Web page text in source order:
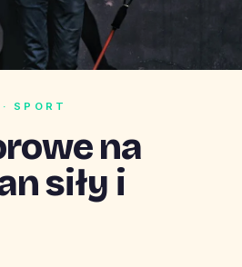
SPORT
na
siły i